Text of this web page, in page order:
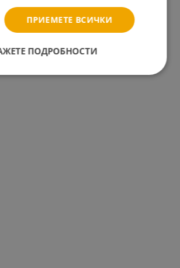
ПРИЕМЕТЕ ВСИЧКИ
ПОДРОБНОСТИ